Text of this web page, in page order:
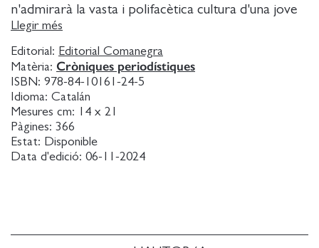
n'admirarà la vasta i polifacètica cultura d'una jove
de vint-i-cinc anys capaç d'entrevistar, sense que li
tremoli la veu, des d'autors consagrats que
menyspreen les dones escriptores fins a la dona i la
filla del president Macià. Una Rodoreda esmolada
escrivint crítica literària, teatral i cinematogràfica,
satiritzant la flor i la nata de l'època i carregant
contra els enemics de la llengua, prenent posició
sense tebior. Una Rodoreda excepcionalment
prolífica que també signava amb pseudònims, cal
Llegir més
Editorial: Editorial Comanegra
Matèria: Cròniques periodístiques
ISBN: 978-84-10161-24-5
Idioma: Catalán
Mesures cm:
14 x 21
Pàgines: 366
Estat: Disponible
Data d'edició: 06-11-2024